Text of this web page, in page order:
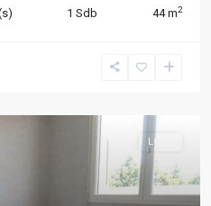
1 Sdb 44 m2
LOUÉ